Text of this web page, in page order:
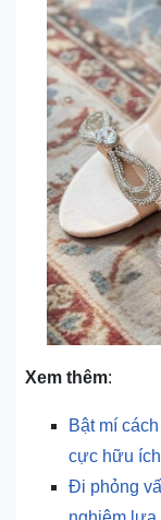
Xem thêm:
Bật mí
cực hữu
Đi phỏng